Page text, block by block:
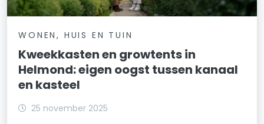
WONEN, HUIS EN TUIN
Kweekkasten en growtents in
Helmond: eigen oogst tussen kanaal
en kasteel
25 november 2025